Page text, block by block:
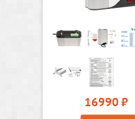
16990 руб.